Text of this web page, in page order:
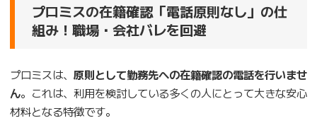
プロミスの在籍確認「電話原則なし」の仕
組み！職場・会社バレを回避
プロミスは、 原則として勤務先への在籍確認の電話を行いませ
ん。これは、利用を検討している多くの人にとって大きな安心
材料となる特徴です。